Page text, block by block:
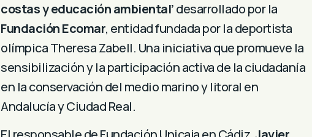
costas y educación ambiental’desarrollado por la
Fundación Ecomar, entidad fundada por la deportista
olímpica Theresa Zabell. Una iniciativa que promueve la
sensibilización y la participación activa de la ciudadanía
en la conservación del medio marino y litoral en
Andalucía y Ciudad Real.